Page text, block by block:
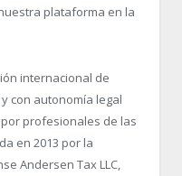
plataforma en la
internacional de
con autonomía legal
profesionales de las
en 2013 por la
Andersen Tax LLC,